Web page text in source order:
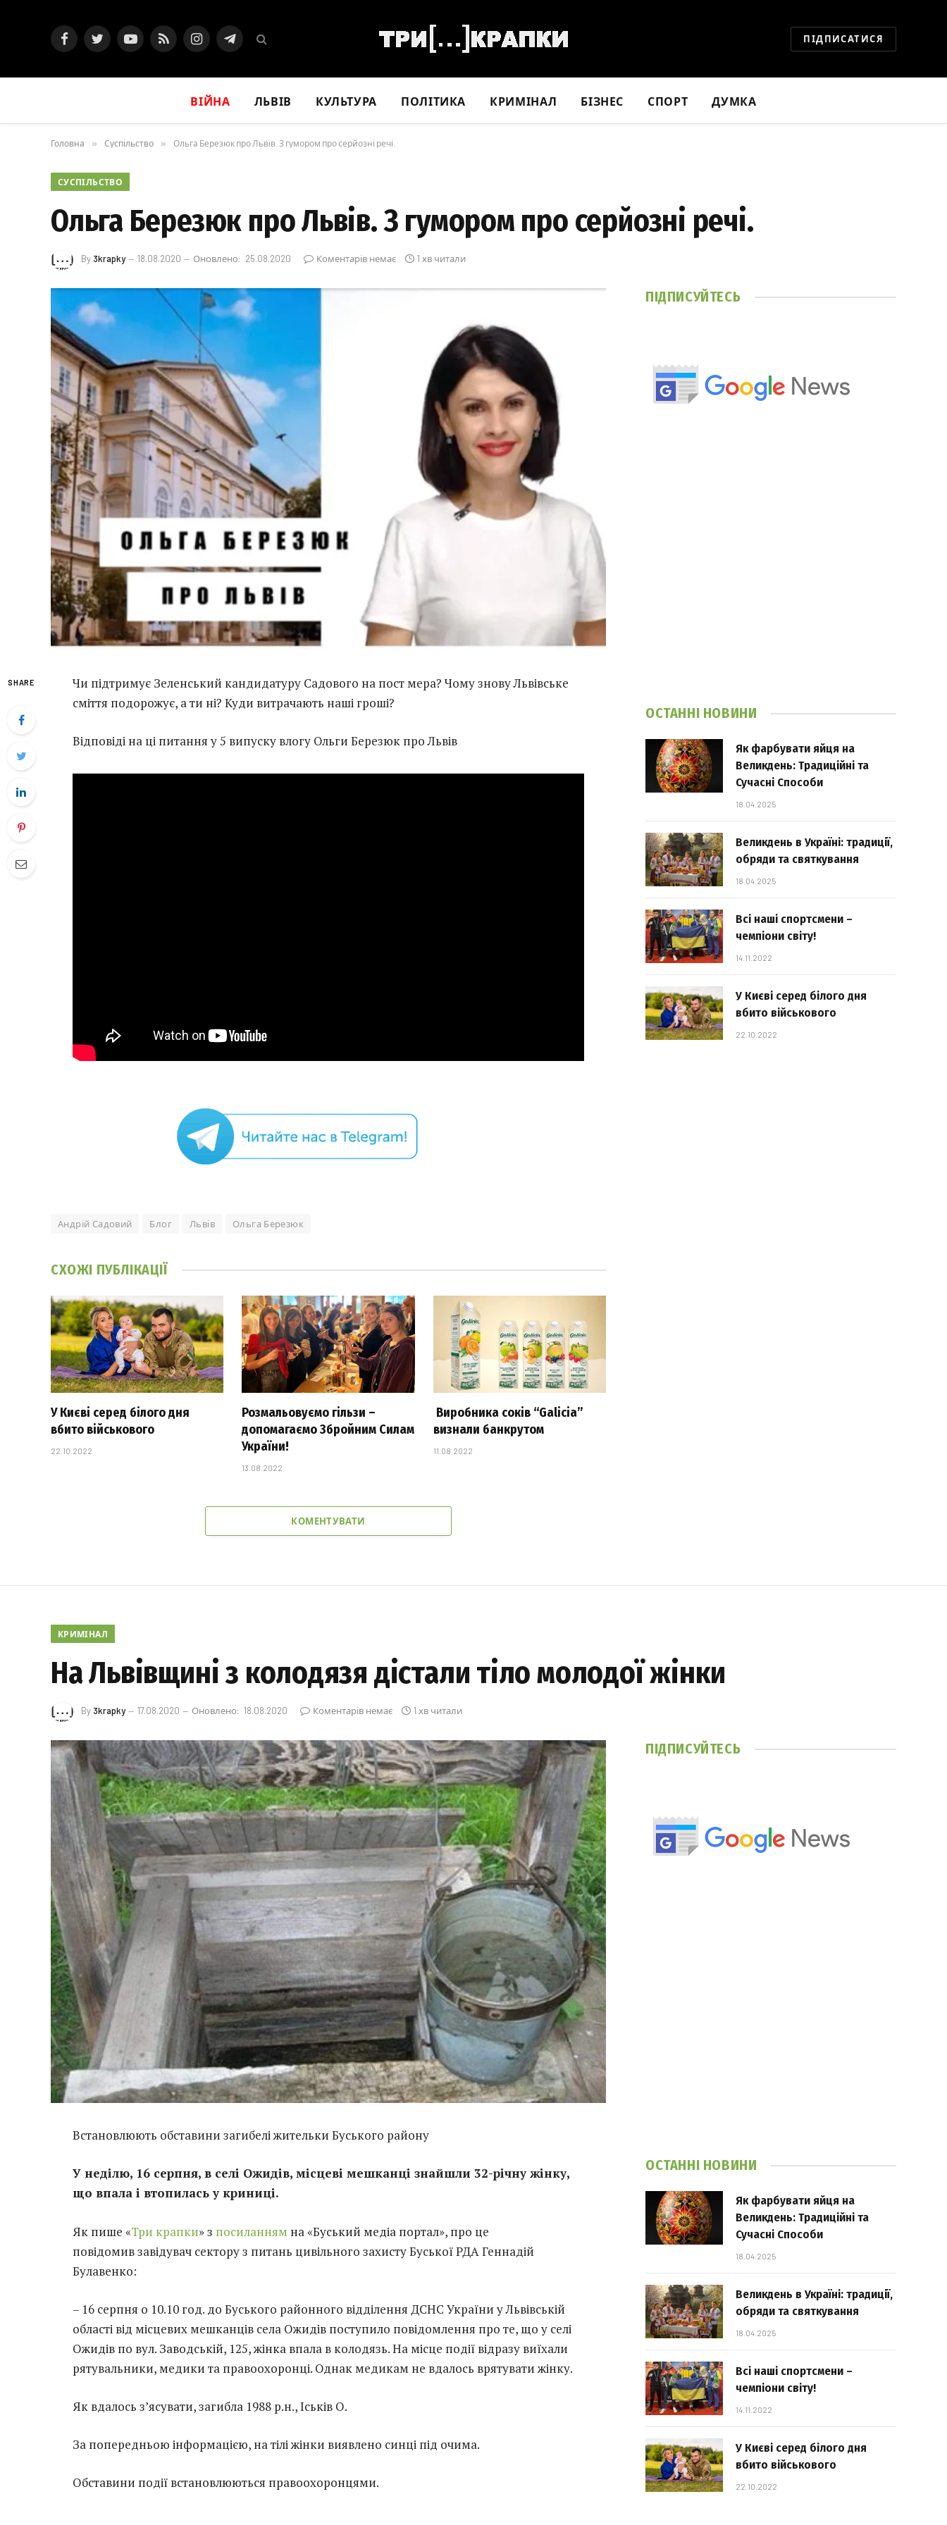
FacebookTwitterYouTubeRSS InstagramTelegram ПІДПИСАТИСЯ
ВІЙНА ЛЬВІВ КУЛЬТУРА ПОЛІТИКА КРИМІНАЛ БІЗНЕС СПОРТ ДУМКА
Головна » Суспільство » Ольга Березюк про Львів. З гумором про серйозні речі.
СУСПІЛЬСТВО
Ольга Березюк про Львів. З гумором про серйозні речі.
By 3krapky 18.08.2020 Оновлено: 25.08.2020 Коментарів немає 1 хв читали
SHARE
Чи підтримує Зеленський кандидатуру Садового на пост мера? Чому знову Львівське
сміття подорожує, а ти ні? Куди витрачають наші гроші?
Відповіді на ці питання у 5 випуску влогу Ольги Березюк про Львів
Андрій Садовий Блог Львів Ольга Березюк
СХОЖІ ПУБЛІКАЦІЇ
У Києві серед білого дня
вбито військового
22.10.2022
Розмальовуємо гільзи –
допомагаємо Збройним Силам
України!
13.08.2022
Виробника соків “Galicia”
визнали банкрутом
11.08.2022
КОМЕНТУВАТИ
ПІДПИСУЙТЕСЬ
ОСТАННІ НОВИНИ
Як фарбувати яйця на
Великдень: Традиційні та
Сучасні Способи
18.04.2025
Великдень в Україні: традиції,
обряди та святкування
18.04.2025
Всі наші спортсмени –
чемпіони світу!
14.11.2022
У Києві серед білого дня
вбито військового
22.10.2022
КРИМІНАЛ
На Львівщині з колодязя дістали тіло молодої жінки
By 3krapky 17.08.2020 Оновлено: 18.08.2020 Коментарів немає 1 хв читали
Встановлюють обставини загибелі жительки Буського району
У неділю, 16 серпня, в селі Ожидів, місцеві мешканці знайшли 32-річну жінку,
що впала і втопилась у криниці.
Як пише «Три крапки» з посиланням на «Буський медіа портал», про це
повідомив завідувач сектору з питань цивільного захисту Буської РДА Геннадій
Булавенко:
– 16 серпня о 10.10 год. до Буського районного відділення ДСНС України у Львівській
області від місцевих мешканців села Ожидів поступило повідомлення про те, що у селі
Ожидів по вул. Заводській, 125, жінка впала в колодязь. На місце події відразу виїхали
рятувальники, медики та правоохоронці. Однак медикам не вдалось врятувати жінку.
Як вдалось з’ясувати, загибла 1988 р.н., Іськів О.
За попередньою інформацією, на тілі жінки виявлено синці під очима.
Обставини події встановлюються правоохоронцями.
ПІДПИСУЙТЕСЬ
ОСТАННІ НОВИНИ
Як фарбувати яйця на
Великдень: Традиційні та
Сучасні Способи
18.04.2025
Великдень в Україні: традиції,
обряди та святкування
18.04.2025
Всі наші спортсмени –
чемпіони світу!
14.11.2022
У Києві серед білого дня
вбито військового
22.10.2022